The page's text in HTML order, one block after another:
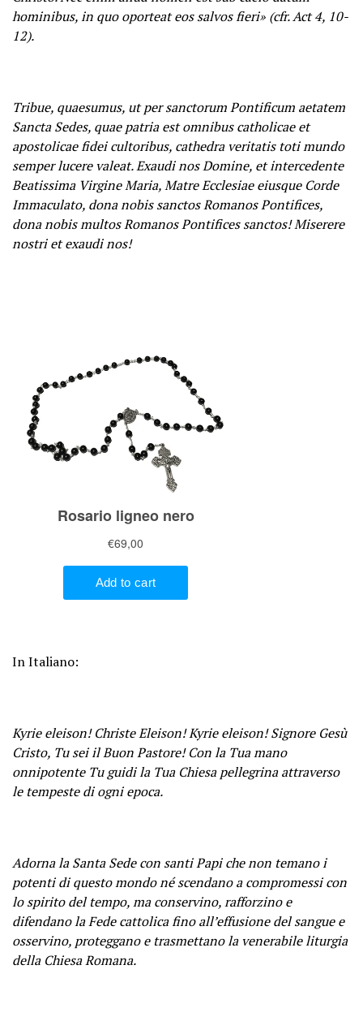
hominibus, in quo oporteat eos salvos fieri» (cfr. Act 4, 10-
12).
Tribue, quaesumus, ut per sanctorum Pontificum aetatem
Sancta Sedes, quae patria est omnibus catholicae et
apostolicae fidei cultoribus, cathedra veritatis toti mundo
semper lucere valeat. Exaudi nos Domine, et intercedente
Beatissima Virgine Maria, Matre Ecclesiae eiusque Corde
Immaculato, dona nobis sanctos Romanos Pontifices,
dona nobis multos Romanos Pontifices sanctos! Miserere
nostri et exaudi nos!
In Italiano:
Kyrie eleison! Christe Eleison! Kyrie eleison! Signore Gesù
Cristo, Tu sei il Buon Pastore! Con la Tua mano
onnipotente Tu guidi la Tua Chiesa pellegrina attraverso
le tempeste di ogni epoca.
Adorna la Santa Sede con santi Papi che non temano i
potenti di questo mondo né scendano a compromessi con
lo spirito del tempo, ma conservino, rafforzino e
difendano la Fede cattolica fino all’effusione del sangue e
osservino, proteggano e trasmettano la venerabile liturgia
della Chiesa Romana.